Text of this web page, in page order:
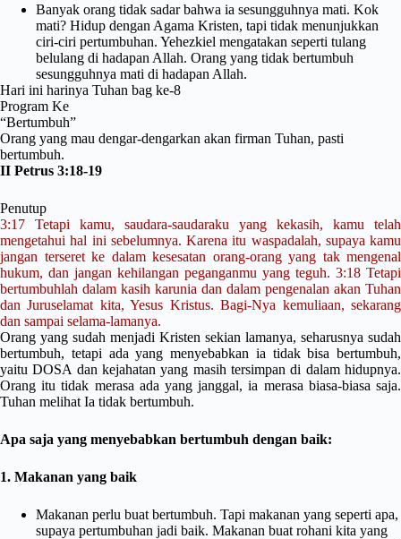
Banyak orang tidak sadar bahwa ia sesungguhnya mati. Kok
mati? Hidup dengan Agama Kristen, tapi tidak menunjukkan
ciri-ciri pertumbuhan. Yehezkiel mengatakan seperti tulang
belulang di hadapan Allah. Orang yang tidak bertumbuh
sesungguhnya mati di hadapan Allah.
Hari ini harinya Tuhan bag ke-8
Program Ke
“Bertumbuh”
Orang yang mau dengar-dengarkan akan firman Tuhan, pasti
bertumbuh.
II Petrus 3:18-19
Penutup
3:17 Tetapi kamu, saudara-saudaraku yang kekasih, kamu telah
mengetahui hal ini sebelumnya. Karena itu waspadalah, supaya kamu
jangan terseret ke dalam kesesatan orang-orang yang tak mengenal
hukum, dan jangan kehilangan peganganmu yang teguh. 3:18 Tetapi
bertumbuhlah dalam kasih karunia dan dalam pengenalan akan Tuhan
dan Juruselamat kita, Yesus Kristus. Bagi-Nya kemuliaan, sekarang
dan sampai selama-lamanya.
Orang yang sudah menjadi Kristen sekian lamanya, seharusnya sudah
bertumbuh, tetapi ada yang menyebabkan ia tidak bisa bertumbuh,
yaitu DOSA dan kejahatan yang masih tersimpan di dalam hidupnya.
Orang itu tidak merasa ada yang janggal, ia merasa biasa-biasa saja.
Tuhan melihat Ia tidak bertumbuh.
Apa saja yang menyebabkan bertumbuh dengan baik:
1. Makanan yang baik
Makanan perlu buat bertumbuh. Tapi makanan yang seperti apa,
supaya pertumbuhan jadi baik. Makanan buat rohani kita yang